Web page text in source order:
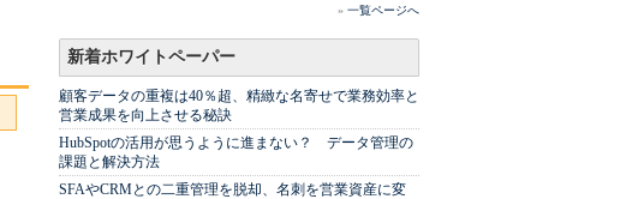
» 一覧ページへ
新着ホワイトペーパー
顧客データの重複は40％超、精緻な名寄せで業務効率と
営業成果を向上させる秘訣
HubSpotの活用が思うように進まない？ データ管理の
課題と解決方法
SFAやCRMとの二重管理を脱却、名刺を営業資産に変